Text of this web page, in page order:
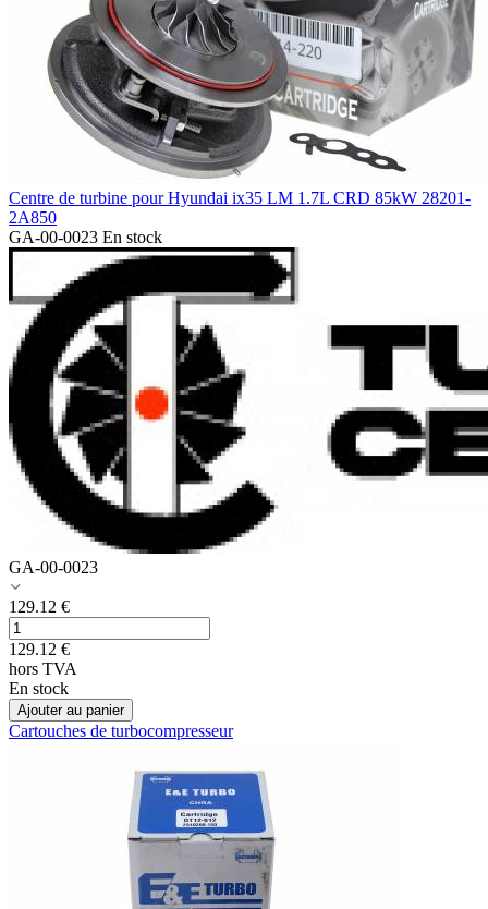
Centre de turbine pour Hyundai ix35 LM 1.7L CRD 85kW 28201-
2A850
GA-00-0023 En stock
GA-00-0023
129.12 €
129.12 €
hors TVA
En stock
Ajouter au panier
Cartouches de turbocompresseur